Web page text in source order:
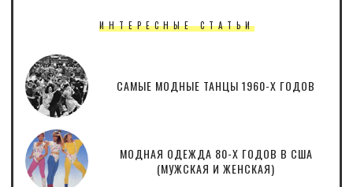
ИНТЕРЕСНЫЕ СТАТЬИ
САМЫЕ МОДНЫЕ ТАНЦЫ 1960-Х ГОДОВ
МОДНАЯ ОДЕЖДА 80-Х ГОДОВ В США
(МУЖСКАЯ И ЖЕНСКАЯ)